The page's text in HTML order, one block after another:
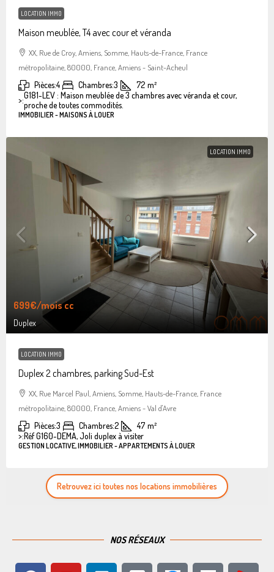
LOCATION IMMO
Maison meublée, T4 avec cour et véranda
XX, Rue de Croy, Amiens, Somme, Hauts-de-France, France
métropolitaine, 80000, France, Amiens - Saint-Acheul
Pièces:4 Chambres:3 72 m²
>:G181-LEV : Maison meublée de 3 chambres avec véranda et cour,
proche de toutes commodités.
IMMOBILIER - MAISONS À LOUER
LOCATION IMMO
699€/mois cc
Duplex
LOCATION IMMO
Duplex 2 chambres, parking Sud-Est
XX, Rue Marcel Paul, Amiens, Somme, Hauts-de-France, France
métropolitaine, 80000, France, Amiens - Val d'Avre
Pièces:3 Chambres:2 47 m²
>:Réf G160-DEMA, Joli duplex à visiter
GESTION LOCATIVE, IMMOBILIER - APPARTEMENTS À LOUER
Retrouvez ici toutes nos locations immobilières
NOS RÉSEAUX